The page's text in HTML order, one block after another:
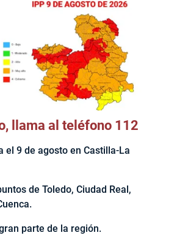
llama al teléfono 112
el 9 de agosto en Castilla-La
de Toledo, Ciudad Real,
parte de la región.